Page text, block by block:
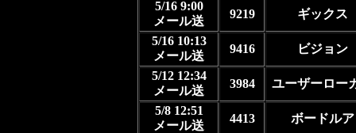
5/16 9:00
メール送
9219
ギックス
5/16 10:13
メール送
9416
ビジョン
5/12 12:34
メール送
3984
ユーザーロー
5/8 12:51
メール送
4413
ボードルア